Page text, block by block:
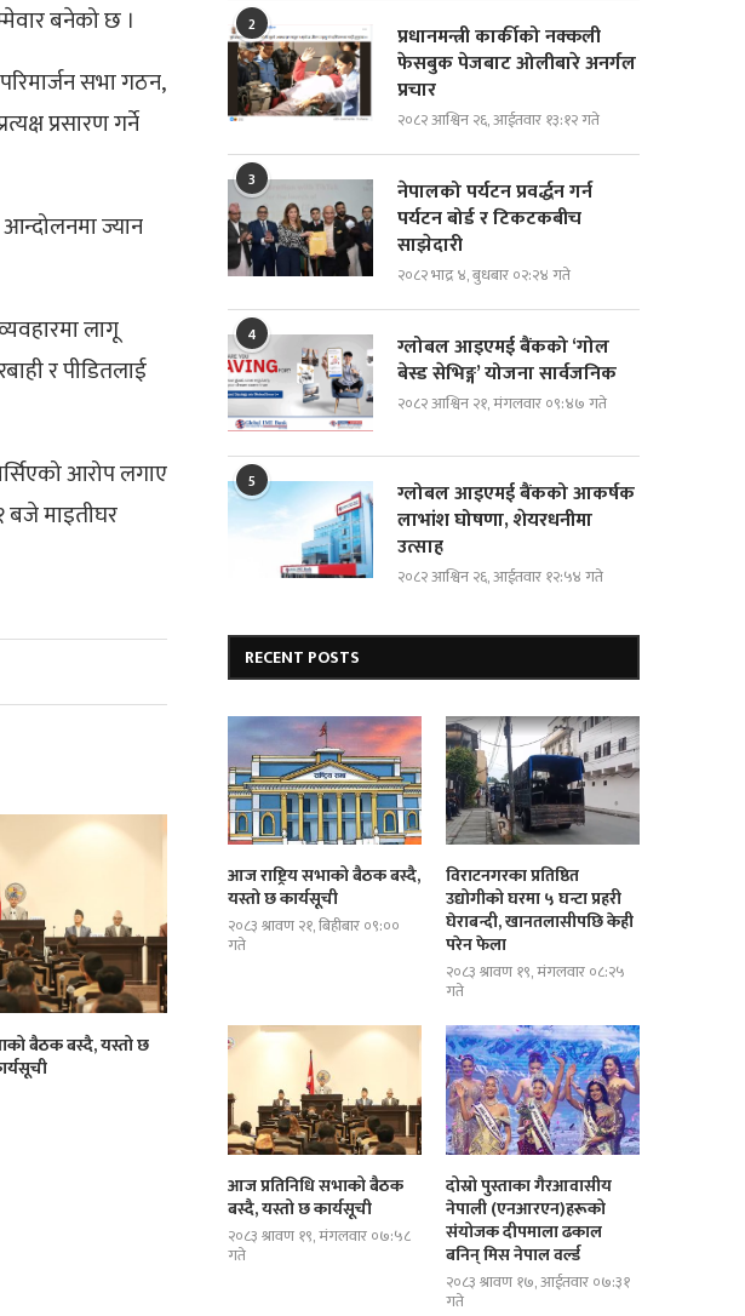
बनेको छ ।
सभा गठन,
प्रसारण गर्ने
ज्यान
लागू
र पीडितलाई
आरोप लगाए
बजे माइतीघर
बैठक बस्दै, यस्तो छ
दोस्रो पुस्ताका गैरआवासीय नेपाली
(एनआरएन)हरूको संयोजक दीपमाला ढकाल...
ब्रोड पिकमा अस्ताए नेपाली
यस्तो थियो...
2
प्रधानमन्त्री कार्कीको नक्कली
फेसबुक पेजबाट ओलीबारे अनर्गल
प्रचार
२०८२ आश्विन २६, आईतवार १३:१२ गते
3
नेपालको पर्यटन प्रवर्द्धन गर्न
पर्यटन बोर्ड र टिकटकबीच
साझेदारी
२०८२ भाद्र ४, बुधबार ०२:२४ गते
4
ग्लोबल आइएमई बैंकको ‘गोल
बेस्ड सेभिङ्ग’ योजना सार्वजनिक
२०८२ आश्विन २१, मंगलवार ०९:४७ गते
5
ग्लोबल आइएमई बैंकको आकर्षक
लाभांश घोषणा, शेयरधनीमा
उत्साह
२०८२ आश्विन २६, आईतवार १२:५४ गते
RECENT POSTS
आज राष्ट्रिय सभाको बैठक बस्दै,
यस्तो छ कार्यसूची
२०८३ श्रावण २१, बिहीबार ०९:००
गते
विराटनगरका प्रतिष्ठित
उद्योगीको घरमा ५ घन्टा प्रहरी
घेराबन्दी, खानतलासीपछि केही
परेन फेला
२०८३ श्रावण १९, मंगलवार ०८:२५
गते
आज प्रतिनिधि सभाको बैठक
बस्दै, यस्तो छ कार्यसूची
२०८३ श्रावण १९, मंगलवार ०७:५८
गते
दोस्रो पुस्ताका गैरआवासीय
नेपाली (एनआरएन)हरूको
संयोजक दीपमाला ढकाल
बनिन् मिस नेपाल वर्ल्ड
२०८३ श्रावण १७, आईतवार ०७:३१
गते